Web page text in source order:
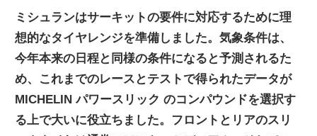
ミシュランはサーキットの要件に対応するために理
想的なタイヤレンジを準備しました。気象条件は、
今年本来の日程と同様の条件になると予測されるた
め、これまでのレースとテストで得られたデータが
MICHELIN パワースリック のコンパウンドを選択す
る上で大いに役立ちました。フロントとリアのスリ